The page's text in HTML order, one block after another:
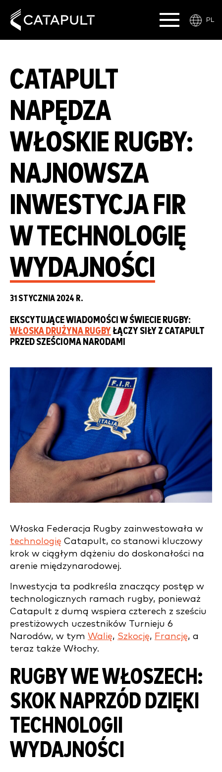
PL
CATAPULT
NAPĘDZA
WŁOSKIE RUGBY:
NAJNOWSZA
INWESTYCJA FIR
W TECHNOLOGIĘ
WYDAJNOŚCI
31 STYCZNIA 2024 R.
EKSCYTUJĄCE WIADOMOŚCI W ŚWIECIE RUGBY:
WŁOSKA DRUŻYNA RUGBY ŁĄCZY SIŁY Z CATAPULT
PRZED SZEŚCIOMA NARODAMI
Włoska Federacja Rugby zainwestowała w
technologię Catapult, co stanowi kluczowy
krok w ciągłym dążeniu do doskonałości na
arenie międzynarodowej.
Inwestycja ta podkreśla znaczący postęp w
technologicznych ramach rugby, ponieważ
Catapult z dumą wspiera czterech z sześciu
prestiżowych uczestników Turnieju 6
Narodów, w tym Walię, Szkocję, Francję, a
teraz także Włochy.
RUGBY WE WŁOSZECH:
SKOK NAPRZÓD DZIĘKI
TECHNOLOGII
WYDAJNOŚCI